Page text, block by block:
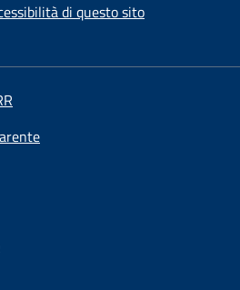
di questo sito